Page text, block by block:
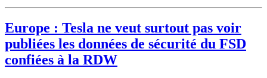
Europe : Tesla ne veut surtout pas voir
publiées les données de sécurité du FSD
confiées à la RDW